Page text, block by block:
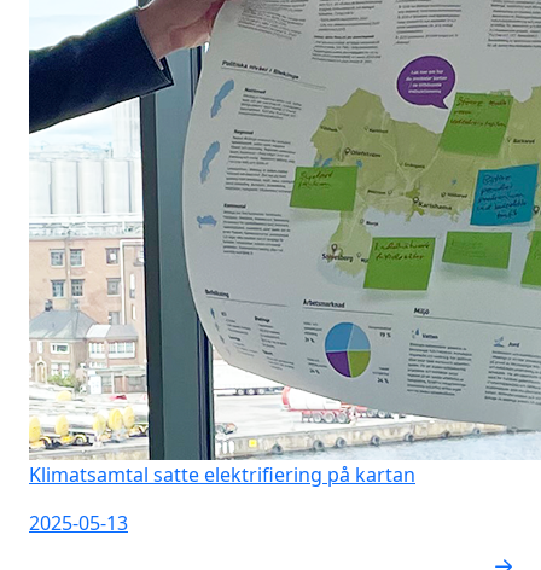
Klimatsamtal satte elektrifiering på kartan
2025-05-13